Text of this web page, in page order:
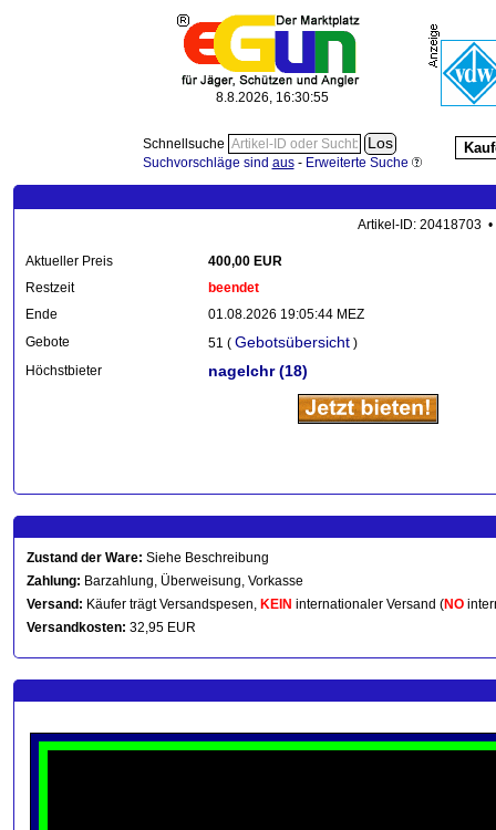
8.8.2026, 16:30:56
Schnellsuche
Suchvorschläge sind aus- Erweiterte Suche
Artikel-ID: 20418703
Aktueller Preis
400,00 EUR
Restzeit
beendet
Ende
01.08.2026 19:05:44 MEZ
Gebote
51 ( Gebotsübersicht )
Höchstbieter
nagelchr(18)
Zustand der Ware: Siehe Beschreibung
Zahlung: Barzahlung, Überweisung, Vorkasse
Versand: Käufer trägt Versandspesen, KEIN internationaler Versand (NO
Versandkosten: 32,95 EUR